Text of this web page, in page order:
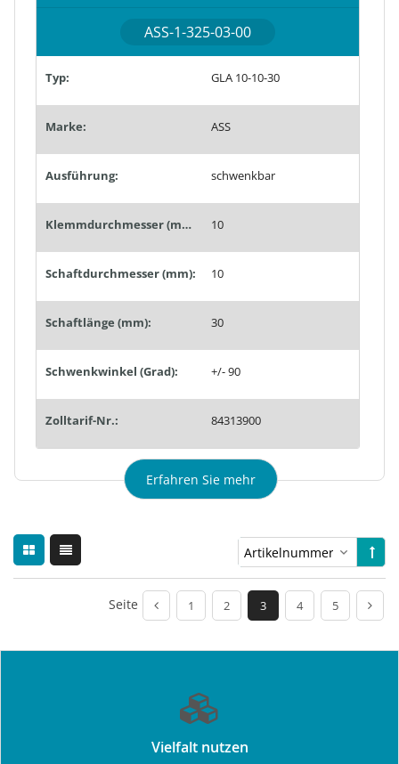
ASS-1-325-03-00
Typ: GLA 10-10-30
Marke: ASS
Ausführung: schwenkbar
Klemmdurchmesser (mm): 10
Schaftdurchmesser (mm): 10
Schaftlänge (mm): 30
Schwenkwinkel (Grad): +/- 90
Zolltarif-Nr.: 84313900
Erfahren Sie mehr
Seite 1 2 3 4 5
Vielfalt nutzen